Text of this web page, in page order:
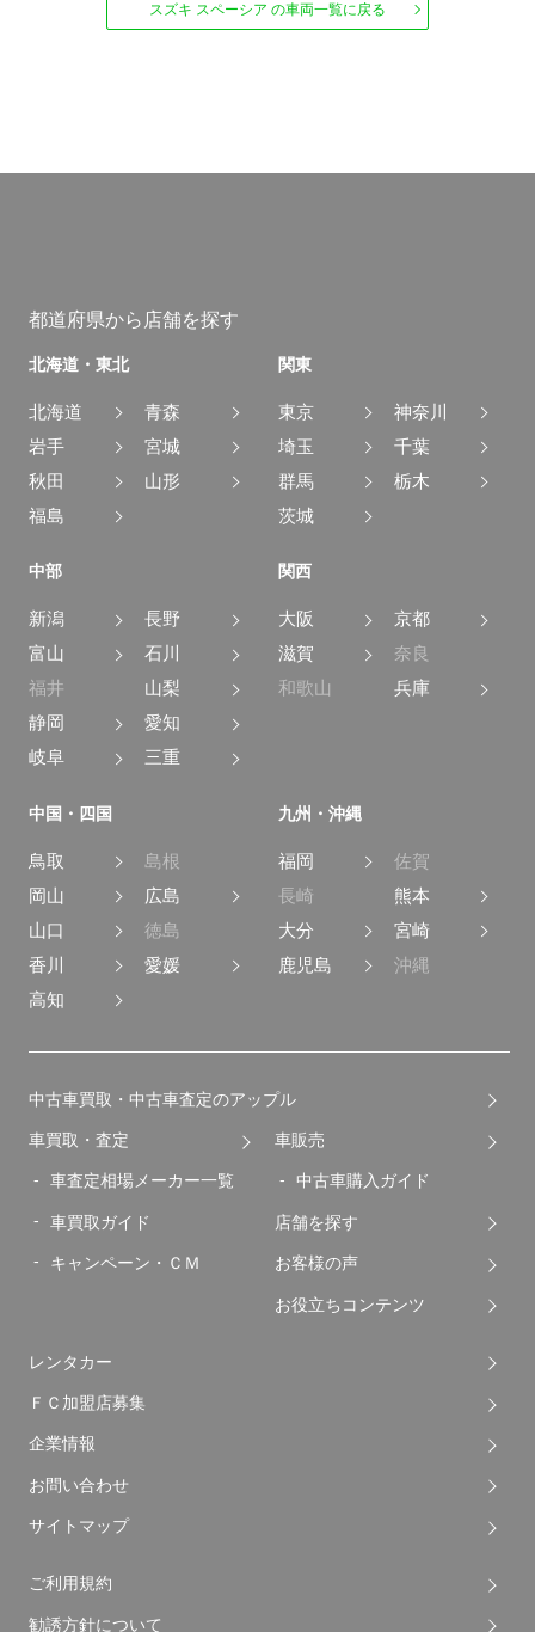
スズキ スペーシア の車両一覧に戻る
都道府県から店舗を探す
北海道・東北
北海道
青森
岩手
宮城
秋田
山形
福島
関東
東京
神奈川
埼玉
千葉
群馬
栃木
茨城
中部
新潟
長野
富山
石川
福井
山梨
静岡
愛知
岐阜
三重
関西
大阪
京都
滋賀
奈良
和歌山
兵庫
中国・四国
鳥取
島根
岡山
広島
山口
徳島
香川
愛媛
高知
九州・沖縄
福岡
佐賀
長崎
熊本
大分
宮崎
鹿児島
沖縄
中古車買取・中古車査定のアップル
車買取・査定
車査定相場メーカー一覧
車買取ガイド
キャンペーン・ＣＭ
車販売
中古車購入ガイド
店舗を探す
お客様の声
お役立ちコンテンツ
レンタカー
ＦＣ加盟店募集
企業情報
お問い合わせ
サイトマップ
ご利用規約
勧誘方針について